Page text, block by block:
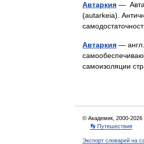
Автаркия —
(autarkeia).
Автаркия — англ.
самоизоляции
© Академик, 2000-2026
👣 Путешествия
Экспорт словарей на